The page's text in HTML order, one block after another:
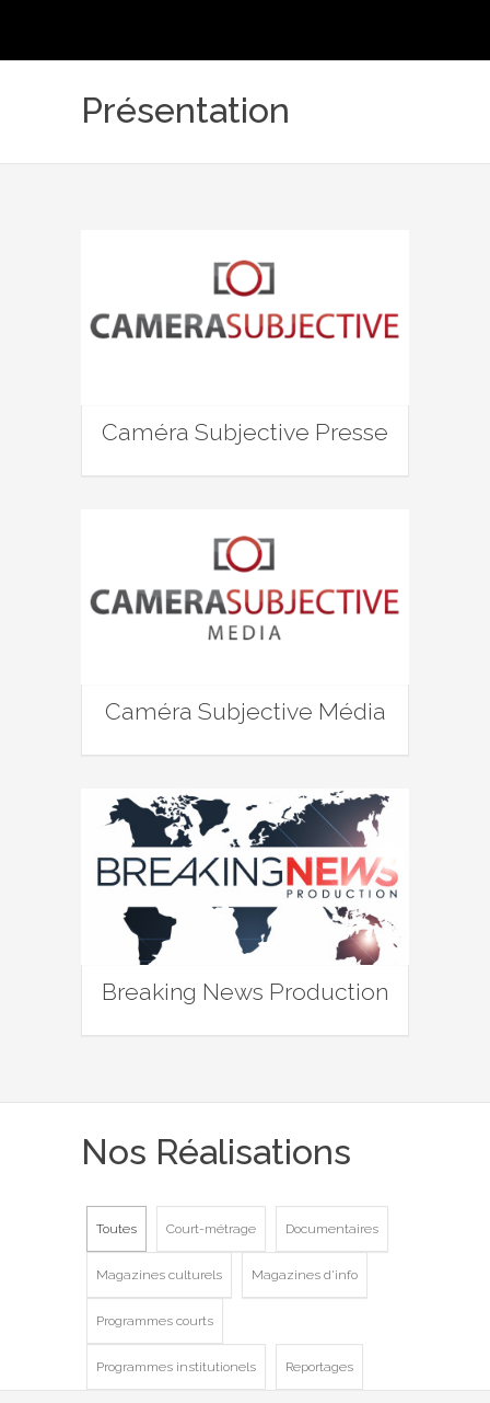
Présentation
Caméra Subjective Presse
Caméra Subjective Média
Breaking News Production
Nos Réalisations
Toutes Court-métrage Documentaires
Magazines culturels Magazines d'info
Programmes courts
Programmes institutionels Reportages